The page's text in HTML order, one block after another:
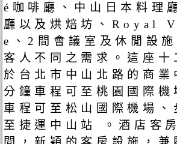
é咖啡廳、中山日本料理
廳以及烘焙坊、Royal
e、2間會議室及休閒設施
客人不同之需求。這座十
於台北市中山北路的商業
分鐘車程可至桃園國際機
車程可至松山國際機場、
至捷運中山站 。酒店客